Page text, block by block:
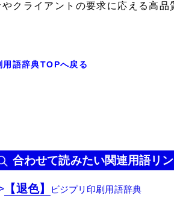
やクライアントの要求に応える高品
語辞典TOPへ戻る
合わせて読みたい関連用語リ
【退色】